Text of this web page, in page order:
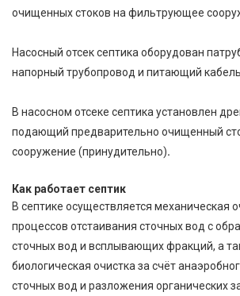
очищенных стоков на фильтрующее
Насосный отсек септика оборудован
напорный трубопровод и питающий кабель.
В насосном отсеке септика установлен
подающий предварительно очищенный
сооружение (принудительно).
Как работает септик
В септике осуществляется механическая
процессов отстаивания сточных вод с
сточных вод и всплывающих фракций, а
биологическая очистка за счёт
сточных вод и разложения органических